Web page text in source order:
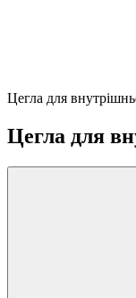
Цегла для
Цегла для